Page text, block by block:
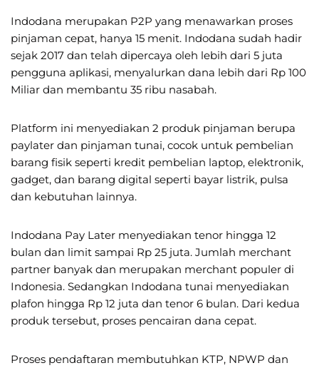
Indodana merupakan P2P yang menawarkan proses
pinjaman cepat, hanya 15 menit. Indodana sudah hadir
sejak 2017 dan telah dipercaya oleh lebih dari 5 juta
pengguna aplikasi, menyalurkan dana lebih dari Rp 100
Miliar dan membantu 35 ribu nasabah.
Platform ini menyediakan 2 produk pinjaman berupa
paylater dan pinjaman tunai, cocok untuk pembelian
barang fisik seperti kredit pembelian laptop, elektronik,
gadget, dan barang digital seperti bayar listrik, pulsa
dan kebutuhan lainnya.
Indodana Pay Later menyediakan tenor hingga 12
bulan dan limit sampai Rp 25 juta. Jumlah merchant
partner banyak dan merupakan merchant populer di
Indonesia. Sedangkan Indodana tunai menyediakan
plafon hingga Rp 12 juta dan tenor 6 bulan. Dari kedua
produk tersebut, proses pencairan dana cepat.
Proses pendaftaran membutuhkan KTP, NPWP dan